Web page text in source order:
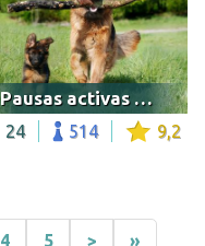
Pausas activas ACO
24 514 9,2
4 5 > »